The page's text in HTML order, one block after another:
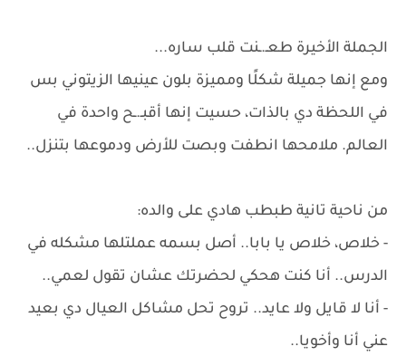
الجملة الأخيرة طعـ.ـنت قلب ساره...
ومع إنها جميلة شكلًا ومميزة بلون عينيها الزيتوني بس
في اللحظة دي بالذات، حسيت إنها أقبـ.ـح واحدة في
العالم. ملامحها انطفت وبصت للأرض ودموعها بتنزل..
من ناحية تانية طبطب هادي على والده:
- خلاص، خلاص يا بابا.. أصل بسمه عملتلها مشكله في
الدرس.. أنا كنت هحكي لحضرتك عشان تقول لعمي..
- أنا لا قايل ولا عايد.. تروح تحل مشاكل العيال دي بعيد
عني أنا وأخويا..